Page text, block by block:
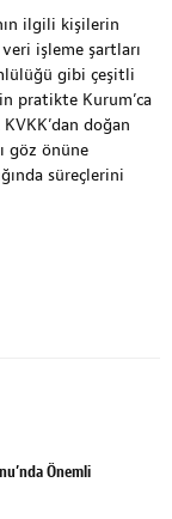
ilgili kişilerin
işleme şartları
gibi çeşitli
pratikte Kurum’ca
doğan
göz önüne
süreçlerini
Önemli